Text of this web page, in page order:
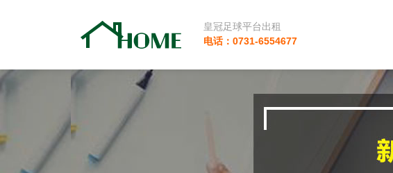
皇冠足球平台出租
电话：0731-6554677